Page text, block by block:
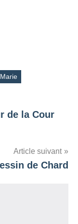
de la Cour
Article suivant
de Chard